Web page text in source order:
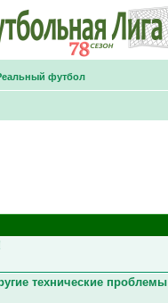
футбол
технические проблемы